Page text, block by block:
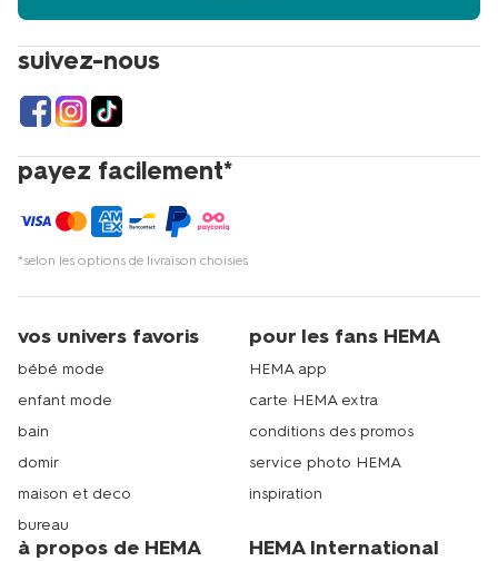
suivez-nous
payez facilement*
*selon les options de livraison choisies
vos univers favoris
bébé mode
enfant mode
bain
domir
maison et deco
bureau
pour les fans HEMA
HEMA app
carte HEMA extra
conditions des promos
service photo HEMA
inspiration
à propos de HEMA HEMA International